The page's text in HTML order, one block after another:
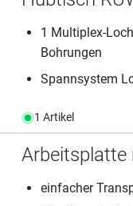
1 Multiplex-
Bohrungen
Spannsystem
1 Artikel
Arbeitsplatte
einfacher